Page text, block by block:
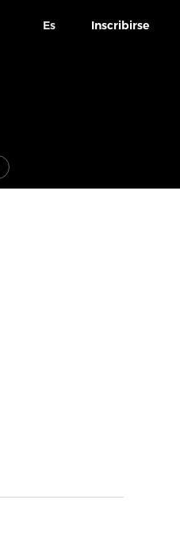
Es Inscribirse